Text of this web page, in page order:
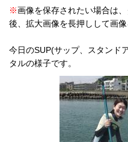
※画像を保存されたい場合は
後、拡大画像を長押しして画像
今日のSUP(サップ、スタンド
タルの様子です。